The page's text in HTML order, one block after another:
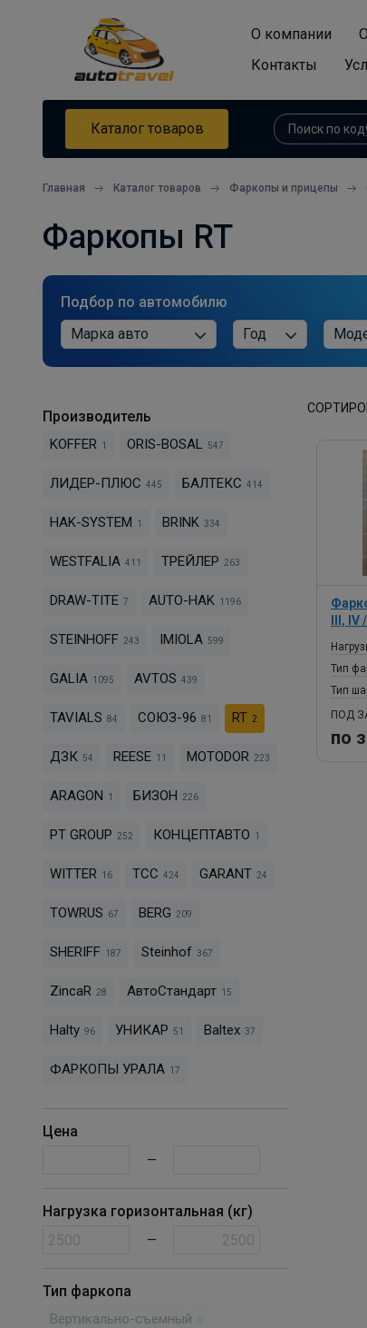
О компании
Контакты
Каталог товаров
Главная Каталог товаров Фаркопы и прицепы
Фаркопы RT
Подбор по автомобилю
Производитель
KOFFER 1 ORIS-BOSAL 547
ЛИДЕР-ПЛЮС 445 БАЛТЕКС 414
HAK-SYSTEM 1 BRINK 334
WESTFALIA 411 ТРЕЙЛЕР 263
DRAW-TITE 7 AUTO-HAK 1196
STEINHOFF 243 IMIOLA 599
GALIA 1095 AVTOS 439
TAVIALS 84 СОЮЗ-96 81 RT 2
ДЗК 54 REESE 11 MOTODOR 223
ARAGON 1 БИЗОН 226
PT GROUP 252 КОНЦЕПТАВТО 1
WITTER 16 ТСС 424 GARANT 24
TOWRUS 67 BERG 209
SHERIFF 187 Steinhof 367
ZincaR 28 АвтоСтандарт 15
Halty 96 УНИКАР 51 Baltex 37
ФАРКОПЫ УРАЛА 17
Цена
—
Нагрузка горизонтальная (кг)
—
Тип фаркопа
Вертикально-съемный
III,
Тип
Тип
ПОД
по